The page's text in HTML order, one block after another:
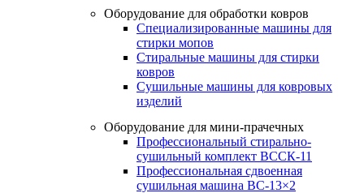
Оборудование для обработки ковров
Специализированные машины для
стирки мопов
Стиральные машины для стирки
ковров
Сушильные машины для ковровых
изделий
Оборудование для мини-прачечных
Профессиональный стирально-
сушильный комплект ВССК-11
Профессиональная сдвоенная
сушильная машина ВС-13×2